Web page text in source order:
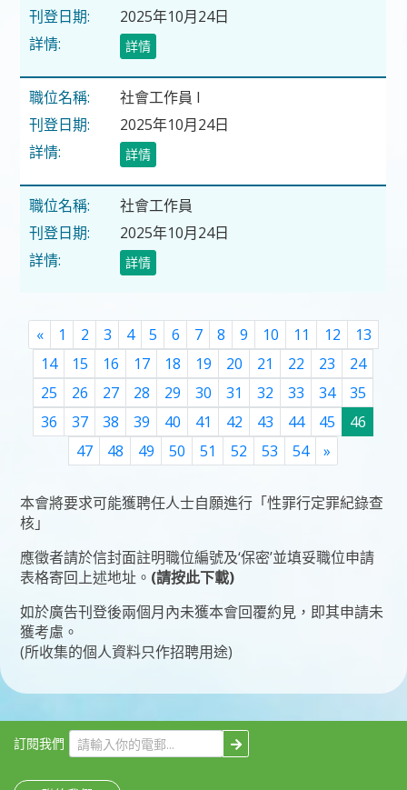
2025年10月24日
詳情
社會工作員 I
2025年10月24日
詳情
社會工作員
2025年10月24日
詳情
«Previous
1 2 3 4 5 6 7 8 9 10 11 12
13
14
15 16 17 18 19 20 21 22 23
24
25
26 27 28 29 30 31 32 33 34
35
36
37 38 39 40 41 42 43 44 45
46
47
48 49 50 51 52 53 54 »Next
本會將要求可能獲聘任人士自願進行「性罪行定罪紀錄查
核」
應徵者請於信封面註明職位編號及‘保密’並填妥職位申請
表格寄回上述地址。 (請按此下載)
如於廣告刊登後兩個月內未獲本會回覆約見，即其申請未
獲考慮。
(所收集的個人資料只作招聘用途)
訂閱我們